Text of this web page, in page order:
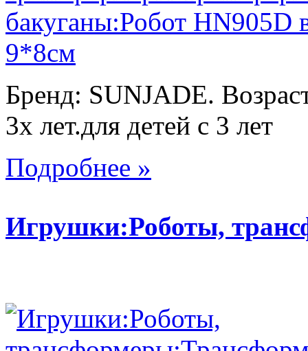
Бренд: SUNJADE.
3х лет.для детей с 3 лет
Подробнее »
Игрушки:Роботы,